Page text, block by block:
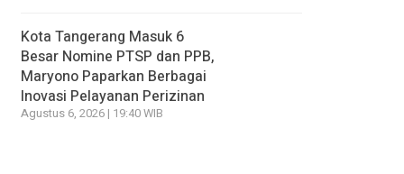
Kota Tangerang Masuk 6
Besar Nomine PTSP dan PPB,
Maryono Paparkan Berbagai
Inovasi Pelayanan Perizinan
Agustus 6, 2026 | 19:40 WIB